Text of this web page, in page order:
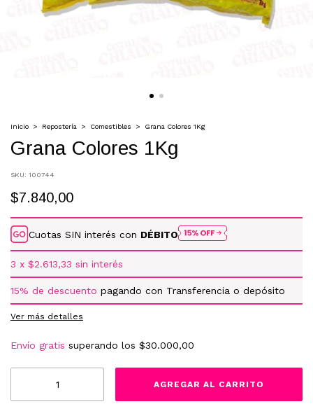
Inicio > Repostería > Comestibles > Grana Colores 1Kg
Grana Colores 1Kg
SKU: 100744
$7.840,00
Cuotas SIN interés con DÉBITO
3 x $2.613,33 sin interés
15% de descuento pagando con Transferencia o depósito
Ver más detalles
Envío gratis superando los $30.000,00